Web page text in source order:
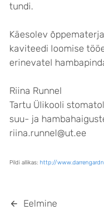
tundi.
Käesolev
kaviteedi loomise
erinevatel
Riina Runnel
Tartu Ülikooli
suu- ja
riina.runnel@ut.ee
Pildi allikas: http://
Eelmine